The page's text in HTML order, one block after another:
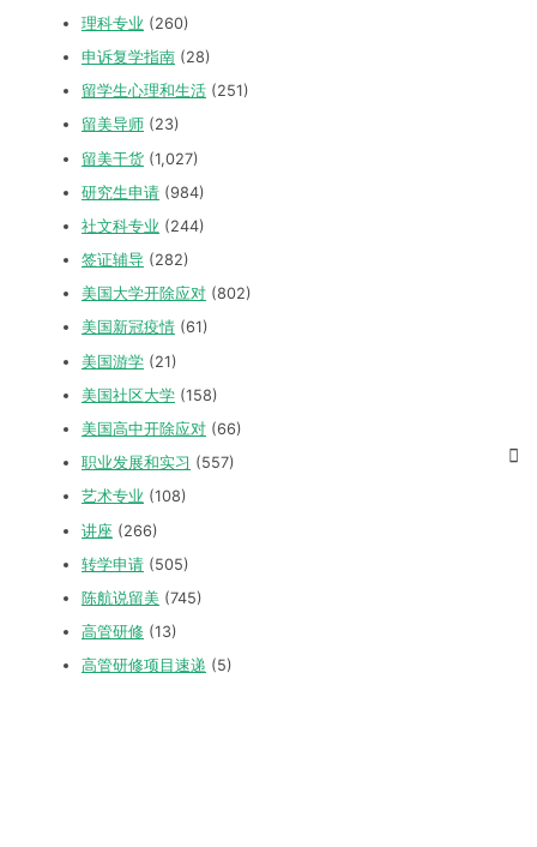
理科专业 (260)
申诉复学指南 (28)
留学生心理和生活 (251)
留美导师 (23)
留美干货 (1,027)
研究生申请 (984)
社文科专业 (244)
签证辅导 (282)
美国大学开除应对 (802)
美国新冠疫情 (61)
美国游学 (21)
美国社区大学 (158)
美国高中开除应对 (66)
职业发展和实习 (557)
艺术专业 (108)
讲座 (266)
转学申请 (505)
陈航说留美 (745)
高管研修 (13)
高管研修项目速递 (5)